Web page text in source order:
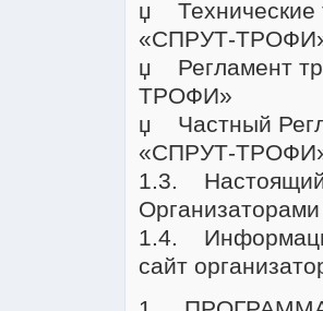
џ Технические
«СПРУТ-ТРОФИ»
џ Регламент
ТРОФИ»
џ Частный
«СПРУТ-
1.3. Настоящий
1.4.
сайт